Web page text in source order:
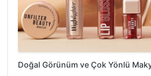
Doğal Görünüm ve Çok Yönlü